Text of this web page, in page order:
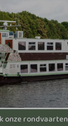
onze rondvaarten